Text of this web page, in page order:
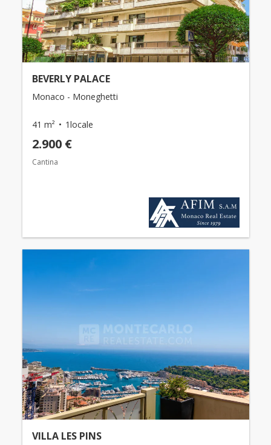
BEVERLY PALACE
Monaco - Moneghetti
41 m² 1locale
2.900 €
Cantina
VILLA LES PINS